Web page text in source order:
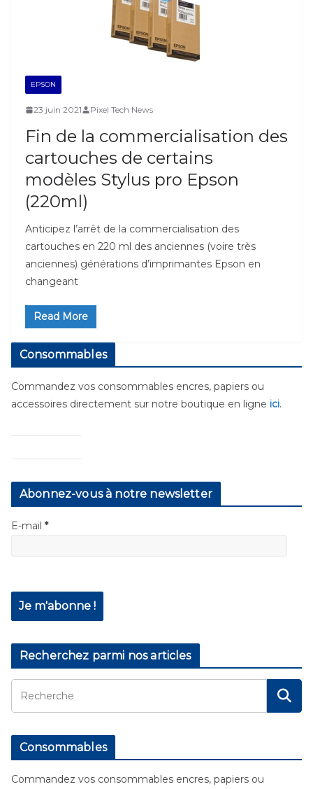
EPSON
23 juin 2021 Pixel Tech News
Fin de la commercialisation des
cartouches de certains
modèles Stylus pro Epson
(220ml)
Anticipez l’arrêt de la commercialisation des
cartouches en 220 ml des anciennes (voire très
anciennes) générations d’imprimantes Epson en
changeant
Read More
Consommables
Commandez vos consommables encres, papiers ou
accessoires directement sur notre boutique en ligne ici.
Abonnez-vous à notre newsletter
E-mail *
Recherchez parmi nos articles
Consommables
Commandez vos consommables encres, papiers ou